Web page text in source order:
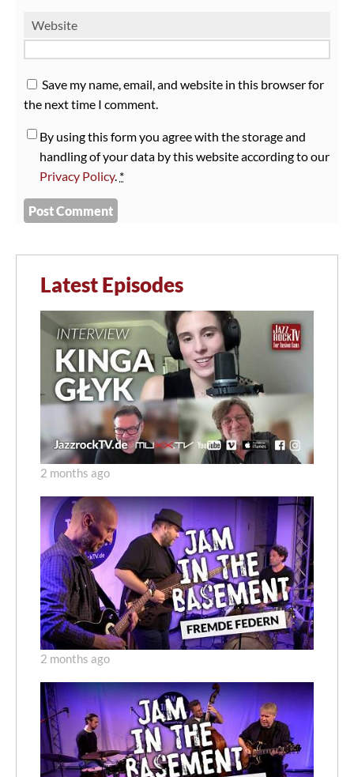
Website
Save my name, email, and website in this browser for
the next time I comment.
By using this form you agree with the storage and
handling of your data by this website according to our
Privacy Policy. *
Latest Episodes
2 months ago
2 months ago